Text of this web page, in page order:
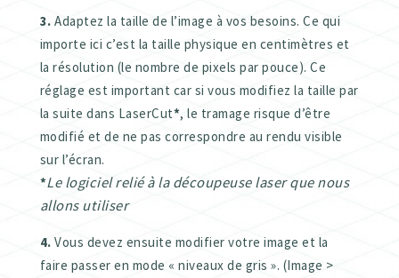
3. Adaptez la taille de l’image à vos besoins. Ce qui
importe ici c’est la taille physique en centimètres et
la résolution (le nombre de pixels par pouce). Ce
réglage est important car si vous modifiez la taille par
la suite dans LaserCut*, le tramage risque d’être
modifié et de ne pas correspondre au rendu visible
sur l’écran.
*Le logiciel relié à la découpeuse laser que nous
allons utiliser
4.Vous devez ensuite modifier votre image et la
faire passer en mode « niveaux de gris ». (Image >